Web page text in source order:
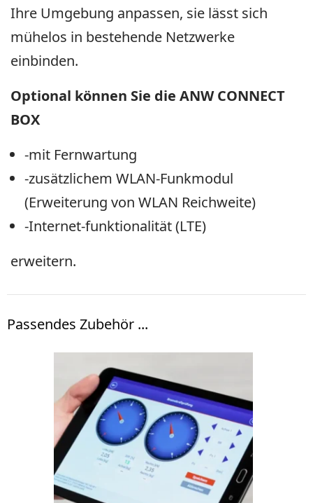
Ihre Umgebung anpassen, sie lässt sich
mühelos in bestehende Netzwerke
einbinden.
Optional können Sie die ANW CONNECT
BOX
-mit Fernwartung
-zusätzlichem WLAN-Funkmodul
(Erweiterung von WLAN Reichweite)
-Internet-funktionalität (LTE)
erweitern.
Passendes Zubehör ...